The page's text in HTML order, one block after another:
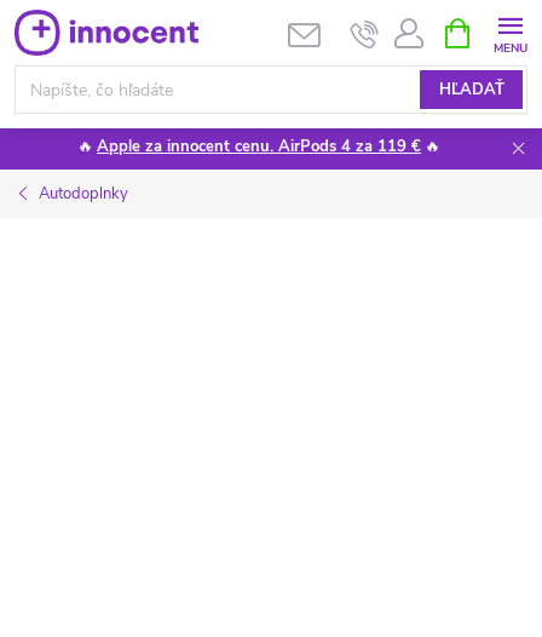
Prejsť
na
obsah
HĽADAŤ
KOŠÍK
🔥 Apple za innocent cenu. AirPods 4 za 119 € 🔥
Autodoplnky